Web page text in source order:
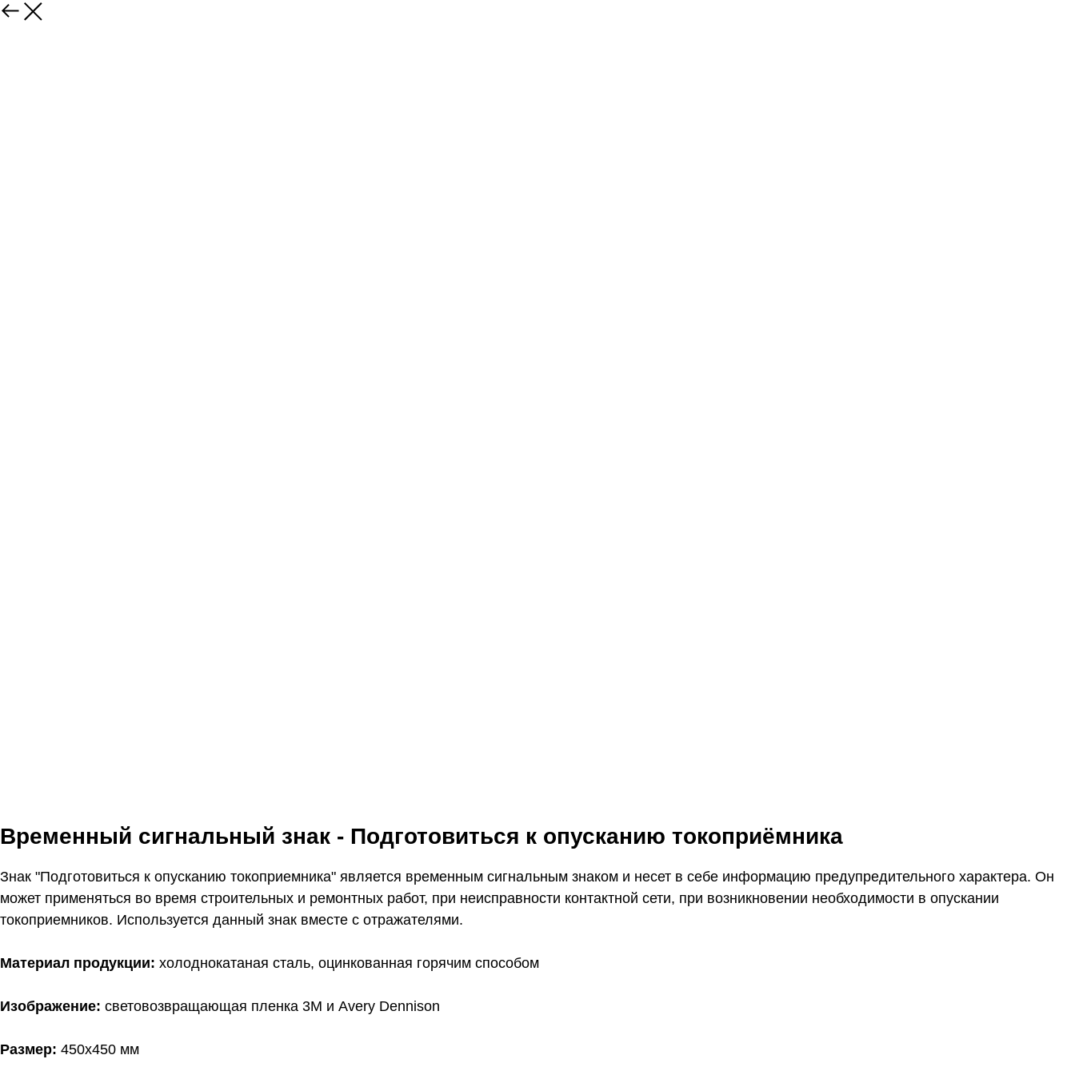
Временный сигнальный знак - Подготовиться к опусканию токоприёмника
Знак "Подготовиться к опусканию токоприемника" является временным сигнальным знаком и несет в себе информацию предупредительного характера. Он
может применяться во время строительных и ремонтных работ, при неисправности контактной сети, при возникновении необходимости в опускании
токоприемников. Используется данный знак вместе с отражателями.
Материал продукции: холоднокатаная сталь, оцинкованная горячим способом
Изображение: световозвращающая пленка 3M и Avery Dennison
Размер: 450х450 мм